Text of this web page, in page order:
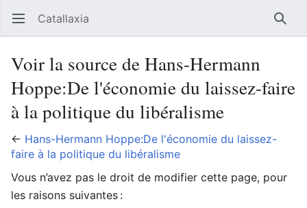
Ouvrir le menu principal Catallaxia
Voir la source de Hans-Hermann
Hoppe:De l'économie du laissez-faire
à la politique du libéralisme
← Hans-Hermann Hoppe:De l'économie du laissez-
faire à la politique du libéralisme
Vous n’avez pas le droit de modifier cette page, pour
les raisons suivantes :